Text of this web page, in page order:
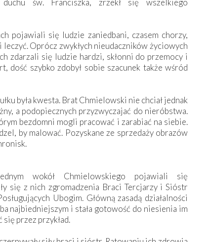
św. Franciszka, zrzekł się wszelkiego
pojawiali się ludzie zaniedbani, czasem chorzy,
leczyć. Oprócz zwykłych nieudaczników życiowych
zdarzali się ludzie hardzi, skłonni do przemocy i
dość szybko zdobył sobie szacunek także wśród
była kwesta. Brat Chmielowski nie chciał jednak
a podopiecznych przyzwyczajać do nieróbstwa.
bezdomni mogli pracować i zarabiać na siebie.
by malować. Pozyskane ze sprzedaży obrazów
wokół Chmielowskiego pojawiali się
się z nich zgromadzenia Braci Tercjarzy i Sióstr
Ubogim. Główną zasadą działalności
najbiedniejszym i stała gotowość do niesienia im
się przez przykład.